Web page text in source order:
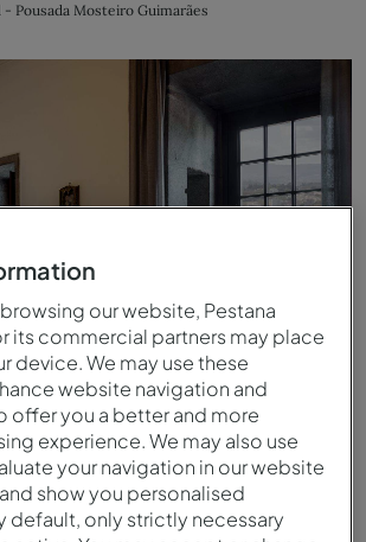
Pousada Mosteiro Guimarães